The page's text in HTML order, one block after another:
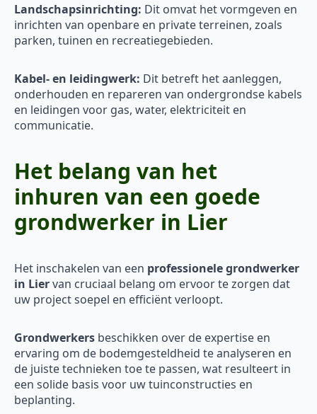
Landschapsinrichting: Dit omvat het vormgeven en
inrichten van openbare en private terreinen, zoals
parken, tuinen en recreatiegebieden.
Kabel- en leidingwerk: Dit betreft het aanleggen,
onderhouden en repareren van ondergrondse kabels
en leidingen voor gas, water, elektriciteit en
communicatie.
Het belang van het
inhuren van een goede
grondwerker in Lier
Het inschakelen van een professionele grondwerker
in Liervan cruciaal belang om ervoor te zorgen dat
uw project soepel en efficiënt verloopt.
Grondwerkers beschikken over de expertise en
ervaring om de bodemgesteldheid te analyseren en
de juiste technieken toe te passen, wat resulteert in
een solide basis voor uw tuinconstructies en
beplanting.